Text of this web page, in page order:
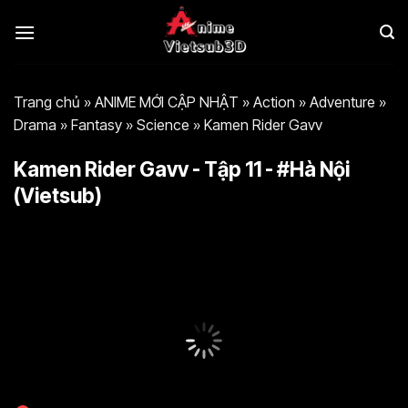
qua
Trang chủ » ANIME MỚI CẬP NHẬT » Action » Adventure »
Drama » Fantasy » Science » Kamen Rider Gavv
Kamen Rider Gavv - Tập 11 - #Hà Nội
(Vietsub)